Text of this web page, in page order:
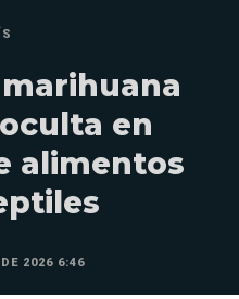
en
alimentos
2026 6:46